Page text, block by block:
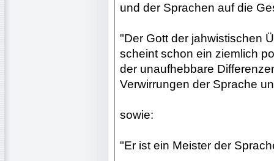
und der Sprachen auf die
"Der Gott der jahwistischen
scheint schon ein ziemlich
der unaufhebbare
Verwirrungen der Sprache
sowie:
"Er ist ein Meister der